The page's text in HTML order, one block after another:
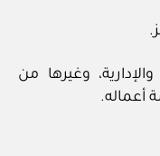
والإدارية، وغيرها من
أعماله.